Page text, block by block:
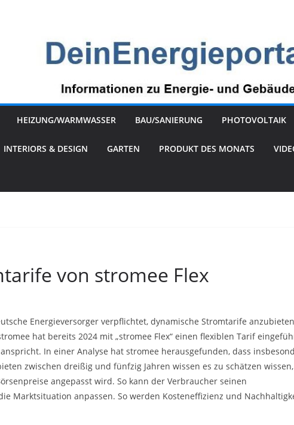
HEIZUNG/WARMWASSER BAU/SANIERUNG PHOTOVOLTAIK
INTERIORS & DESIGN GARTEN PRODUKT DES MONATS
von stromee Flex
Energieversorger verpflichtet, dynamische Stromtarife
hat bereits 2024 mit „stromee Flex“ einen flexiblen Tarif
In einer Analyse hat stromee herausgefunden, dass
zwischen dreißig und fünfzig Jahren wissen es zu schätzen
angepasst wird. So kann der Verbraucher seinen
Marktsituation anpassen. So werden Kosteneffizienz und